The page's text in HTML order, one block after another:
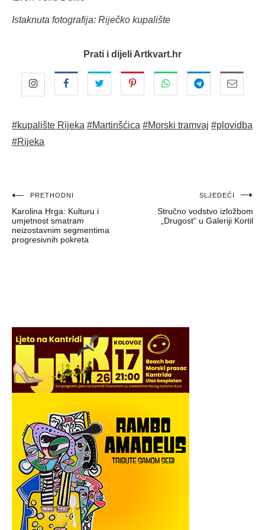
Istaknuta fotografija: Riječko kupalište
Prati i dijeli Artkvart.hr
#kupalište Rijeka #Martinšćica #Morski tramvaj #plovidba
#Rijeka
Navigacija
objava
PRETHODNI
Karolina Hrga: Kulturu i
umjetnost smatram
neizostavnim segmentima
progresivnih pokreta
SLJEDEĆI
Stručno vodstvo izložbom
„Drugost“ u Galeriji Kortil